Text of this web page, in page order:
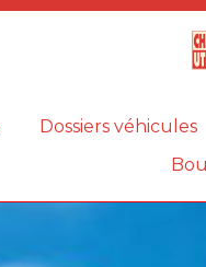
Dossiers véhicules